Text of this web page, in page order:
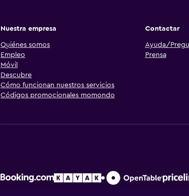
Nuestra empresa
Quiénes somos
Empleo
Móvil
Descubre
Cómo funcionan nuestros servicios
Códigos promocionales momondo
Contactar
Ayuda/
Prensa